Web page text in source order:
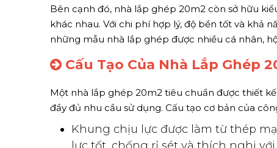
Bên cạnh đó, nhà lắp ghép 20m2 còn sở hữu
khác nhau. Với chi phí hợp lý, độ bền tốt và khả
những mẫu nhà lắp ghép được nhiều cá nhân,
Cấu Tạo Của Nhà Lắp Ghép
Một nhà lắp ghép 20m2 tiêu chuẩn được thiết
đầy đủ nhu cầu sử dụng. Cấu tạo cơ bản của
Khung chịu lực được làm từ thép
lực tốt, chống rỉ sét và thích nghi